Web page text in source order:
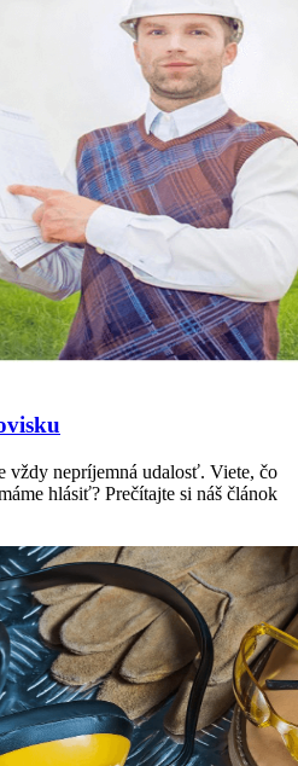
vždy nepríjemná udalosť. Viete, čo
hlásiť? Prečítajte si náš článok